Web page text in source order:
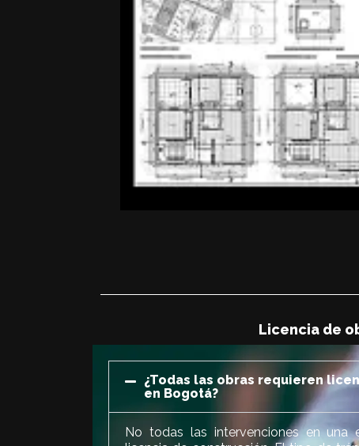
Licencia de
¿Todas las obras requieren
en Bogotá?
No todas las intervenciones en una